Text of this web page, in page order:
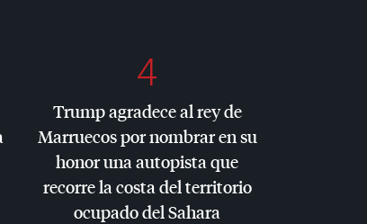
4
Trump agradece al rey de
Marruecos por nombrar en su
honor una autopista que
recorre la costa del territorio
ocupado del Sahara